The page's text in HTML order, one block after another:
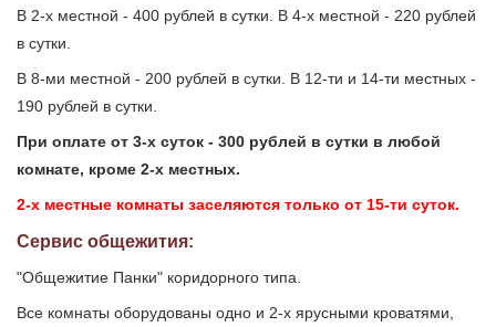
В 2-х местной - 400 рублей в сутки. В 4-х местной - 220 рублей
в сутки.
В 8-ми местной - 200 рублей в сутки. В 12-ти и 14-ти местных -
190 рублей в сутки.
При оплате от 3-х суток - 300 рублей в сутки в любой
комнате, кроме 2-х местных.
2-х местные комнаты заселяются только от 15-ти суток.
Сервис общежития:
"Общежитие Панки" коридорного типа.
Все комнаты оборудованы одно и 2-х ярусными кроватями,